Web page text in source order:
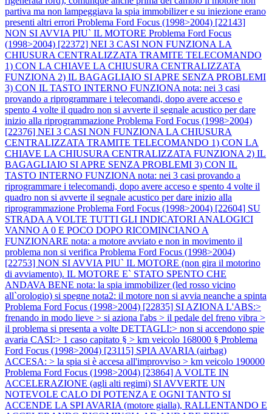
partiva ma non lampeggiava la spia immobilizer e su iniezione erano
presenti altri errori Problema Ford Focus (1998>2004) [22143]
NON SI AVVIA PIU` IL MOTORE Problema Ford Focus
(1998>2004) [22372] NEI 3 CASI NON FUNZIONA LA
CHIUSURA CENTRALIZZATA TRAMITE TELECOMANDO
1) CON LA CHIAVE LA CHIUSURA CENTRALIZZATA
FUNZIONA 2) IL BAGAGLIAIO SI APRE SENZA PROBLEMI
3) CON IL TASTO INTERNO FUNZIONA nota: nei 3 casi
provando a riprogrammare i telecomandi, dopo avere acceso e
spento 4 volte il quadro non si avverte il segnale acustico per dare
inizio alla riprogrammazione Problema Ford Focus (1998>2004)
[22376] NEI 3 CASI NON FUNZIONA LA CHIUSURA
CENTRALIZZATA TRAMITE TELECOMANDO 1) CON LA
CHIAVE LA CHIUSURA CENTRALIZZATA FUNZIONA 2) IL
BAGAGLIAIO SI APRE SENZA PROBLEMI 3) CON IL
TASTO INTERNO FUNZIONA nota: nei 3 casi provando a
riprogrammare i telecomandi, dopo avere acceso e spento 4 volte il
quadro non si avverte il segnale acustico per dare inizio alla
riprogrammazione Problema Ford Focus (1998>2004) [22604] SU
STRADA A VOLTE TUTTI GLI INDICATORI ANALOGICI
VANNO A 0 E POCO DOPO RICOMINCIANO A
FUNZIONARE nota: a motore avviato e non in movimento il
problema non si verifica Problema Ford Focus (1998>2004)
[22753] NON SI AVVIA PIU` IL MOTORE (non gira il motorino
di avviamento). IL MOTORE E` STATO SPENTO CHE
ANDAVA BENE nota: la spia immobilizer (led rosso vicino
all`orologio) si spegne nota2: il motore non si avvia neanche a spinta
Problema Ford Focus (1998>2004) [22835] SI AZIONA L'ABS:>
frenando in modo lieve > si aziona l'abs > il pedale del freno vibra >
il problema si presenta a volte DETTAGLI:> non si accendono spie
avaria CASI:> 1 caso capitato § > km veicolo 168000 § Problema
Ford Focus (1998>2004) [23115] SPIA AVARIA (airbag)
ACCESA: > la spia si è accesa all'improvviso > km veicolo 190000
Problema Ford Focus (1998>2004) [23864] A VOLTE IN
ACCELERAZIONE (agli alti regimi) SI AVVERTE UN
NOTEVOLE CALO DI POTENZA E OGNI TANTO SI
ACCENDE LA SPI AVARIA (motore gialla), RALLENTANDO E